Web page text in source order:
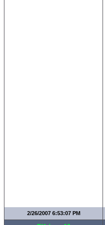
2/26/2007 6:53:07 PM